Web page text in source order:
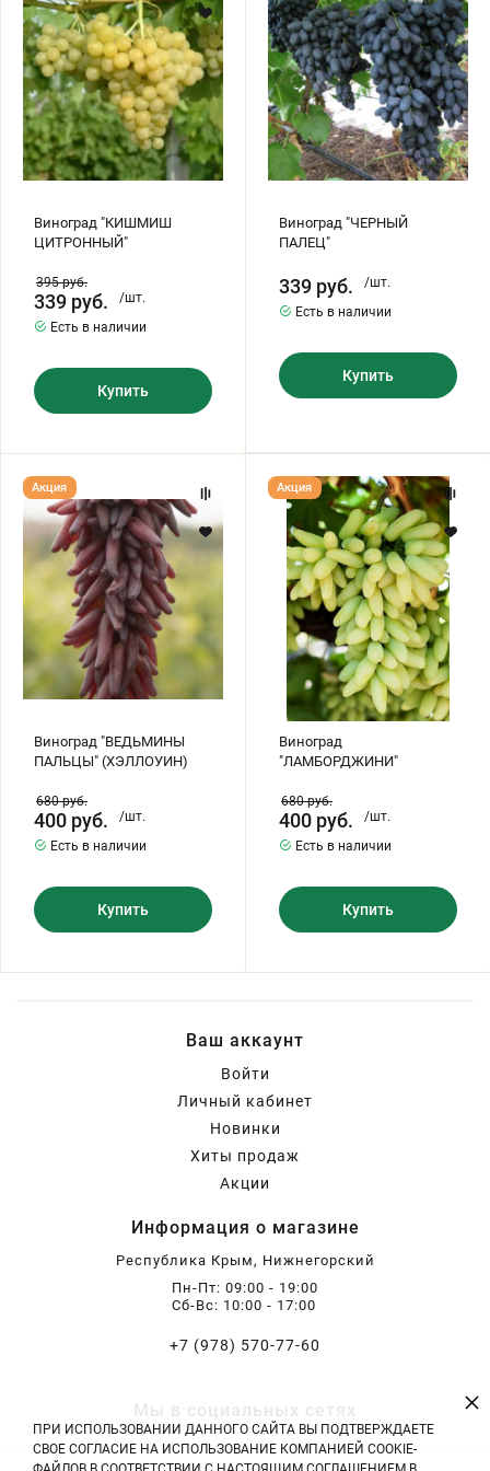
Хризантемы саженцы
Зелень и пряные травы
Виноград "КИШМИШ
ЦИТРОННЫЙ"
395руб.
339 руб.
/шт.
Есть в наличии
Купить
Виноград "ЧЕРНЫЙ
ПАЛЕЦ"
339 руб.
/шт.
Есть в наличии
Купить
Виноград
"ВЕДЬМИНЫ
ПАЛЬЦЫ"
(ХЭЛЛОУИН)
Виноград "ВЕДЬМИНЫ
ПАЛЬЦЫ" (ХЭЛЛОУИН)
Акция
680руб.
400 руб.
/шт.
Есть в наличии
Купить
Виноград
"ЛАМБОРДЖИНИ"
Виноград
"ЛАМБОРДЖИНИ"
Акция
680руб.
400 руб.
/шт.
Есть в наличии
Купить
Ваш аккаунт
Войти
Личный кабинет
Новинки
Хиты продаж
Акции
Информация о магазине
Республика Крым, Нижнегорский
Пн-Пт: 09:00 - 19:00
Сб-Вс: 10:00 - 17:00
+7 (978) 570-77-60
ПРИ ИСПОЛЬЗОВАНИИ ДАННОГО САЙТА ВЫ ПОДТВЕРЖДАЕТЕ
СВОЕ СОГЛАСИЕ НА ИСПОЛЬЗОВАНИЕ КОМПАНИЕЙ COOKIE-
×